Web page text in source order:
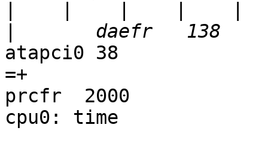
atapci0 38
=+
prcfr  2000
cpu0: time